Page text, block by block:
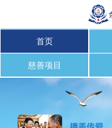
首页
慈善项目